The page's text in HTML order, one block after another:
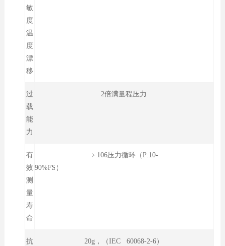
敏
度
温
度
漂
移
过
载
能
力
2倍满量程压力
有
效
测
量
寿
命
﹥106压力循环（P:10-
90%FS）
抗
20g，（IEC 60068-2-6）